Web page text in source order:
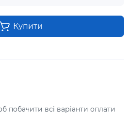
Купити
побачити всі варіанти оплати